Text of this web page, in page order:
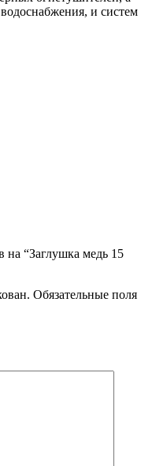
и систем
на “Заглушка медь 15
Обязательные поля